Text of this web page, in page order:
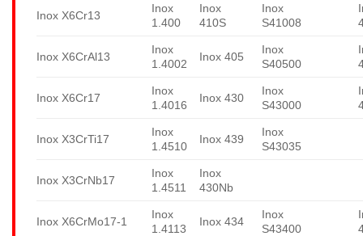
Inox X6Cr13
Inox
1.400
Inox
410S
Inox
S41008
Inox X6CrAl13
Inox
1.4002
Inox 405
Inox
S40500
Inox X6Cr17
Inox
1.4016
Inox 430
Inox
S43000
Inox X3CrTi17
Inox
1.4510
Inox 439
Inox
S43035
Inox X3CrNb17
Inox
1.4511
Inox
430Nb
Inox X6CrMo17-1
Inox
1.4113
Inox 434
Inox
S43400